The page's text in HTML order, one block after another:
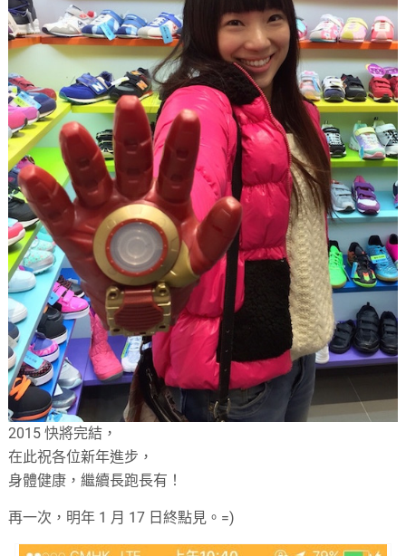
2015 快將完結，
在此祝各位新年進步，
身體健康，繼續長跑長有！
再一次，明年 1 月 17 日終點見。=)